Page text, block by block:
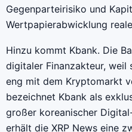
Gegenparteirisiko und
Wertpapierabwicklung
Hinzu kommt Kbank. Die
digitaler Finanzakteur, weil
eng mit dem Kryptomarkt
bezeichnet Kbank als
großer koreanischer
erhält die XRP News eine